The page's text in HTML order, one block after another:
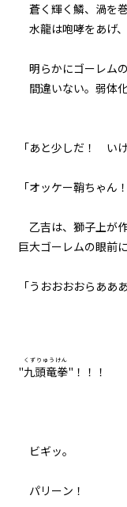
蒼く輝く鱗、渦を
水龍は咆哮をあげ
明らかにゴーレム
間違いない。弱体化
「あと少しだ！ い
「オッケー鞘ちゃん
乙吉は、獅子上が
巨大ゴーレムの眼前
「うおおおおらああ
"九頭竜拳
くずりゅうけん
"！！！
ビギッ。
パリーン！